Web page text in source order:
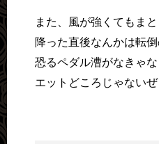
また、風が強くてもま
降った直後なんかは転
恐るペダル漕がなきゃ
エットどころじゃないぜ